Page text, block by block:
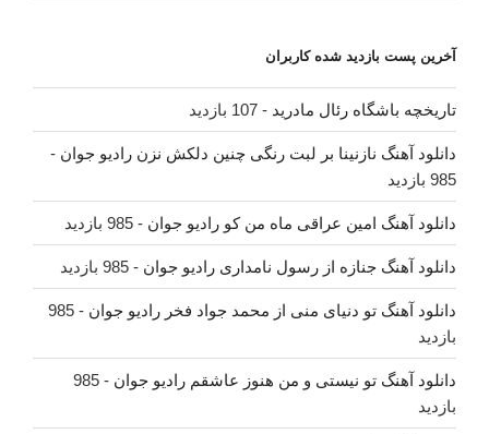
آخرین پست بازدید شده کاربران
تاریخچه باشگاه رئال مادرید - 107 بازدید
دانلود آهنگ نازنینا بر لبت رنگی چنین دلکش نزن رادیو جوان -
985 بازدید
دانلود آهنگ امین عراقی ماه من کو رادیو جوان - 985 بازدید
دانلود آهنگ جنازه از رسول نامداری رادیو جوان - 985 بازدید
دانلود آهنگ تو دنیای منی از محمد جواد فخر رادیو جوان
- 985
بازدید
دانلود آهنگ تو نیستی و من هنوز عاشقم رادیو جوان
- 985
بازدید